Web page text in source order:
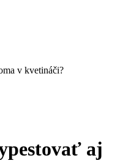
v kvetináči?
aj